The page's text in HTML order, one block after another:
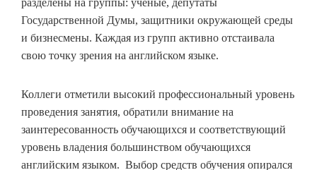
Государственной Думы, защитники окружающей среды
и бизнесмены. Каждая из групп активно отстаивала
свою точку зрения на английском языке.
Коллеги отметили высокий профессиональный уровень
проведения занятия, обратили внимание на
заинтересованность обучающихся и соответствующий
уровень владения большинством обучающихся
английским языком. Выбор средств обучения опирался